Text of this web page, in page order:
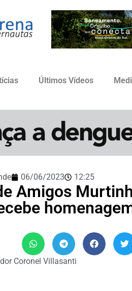
Últimos Vídeos
06/06/2023 12:25
Amigos
Coronel Villasanti